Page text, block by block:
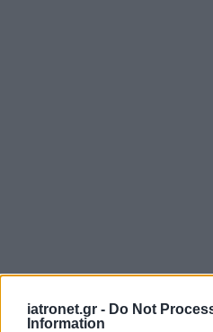
iatronet.gr - Do Not
Information